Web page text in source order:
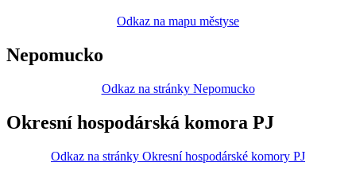
Odkaz na mapu městyse
Nepomucko
Odkaz na stránky Nepomucko
Okresní hospodárská komora PJ
Odkaz na stránky Okresní hospodárské komory PJ